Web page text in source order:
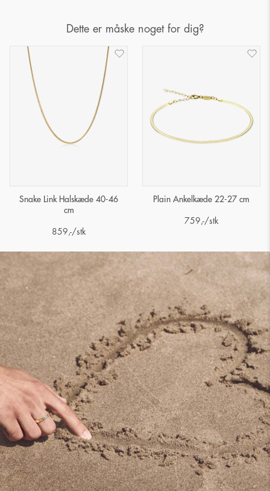
Dette er måske noget for dig?
Snake Link Halskæde 40-46
cm
859 ,-/stk
Plain Ankelkæde 22-27 cm
759 ,-/stk